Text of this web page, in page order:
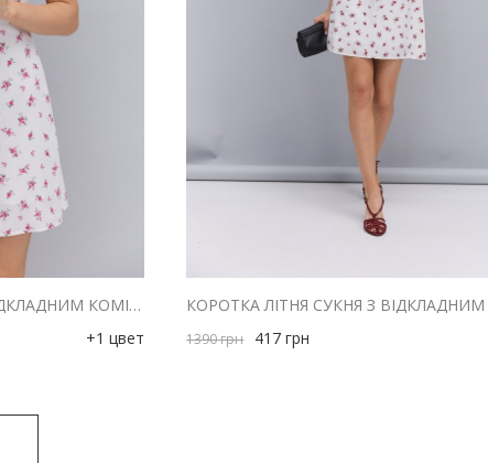
КОРОТКА ЛІТНЯ СУКНЯ З ВІДКЛАДНИМ КОМІРОМ МОЛОЧНА З РОЖЕВИМИ КВІТАМИ
+1 цвет 1390грн 417 грн